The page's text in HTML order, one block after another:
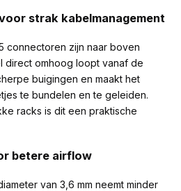
strak kabelmanagement
connectoren zijn naar boven
direct omhoog loopt vanaf de
buigingen en maakt het
te bundelen en te geleiden.
racks is dit een praktische
betere airflow
van 3,6 mm neemt minder